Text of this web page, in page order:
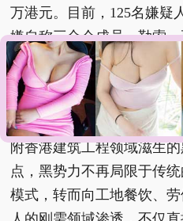
万港元。目前，125名嫌疑
嫌自称三合会成员、勒索
黑钱、无牌经营食品、非
由检方依法提起公诉。
警方高级督察刘咏琳在通
附香港建筑工程领域滋生
点，黑势力不再局限于传
模式，转而向工地餐饮、